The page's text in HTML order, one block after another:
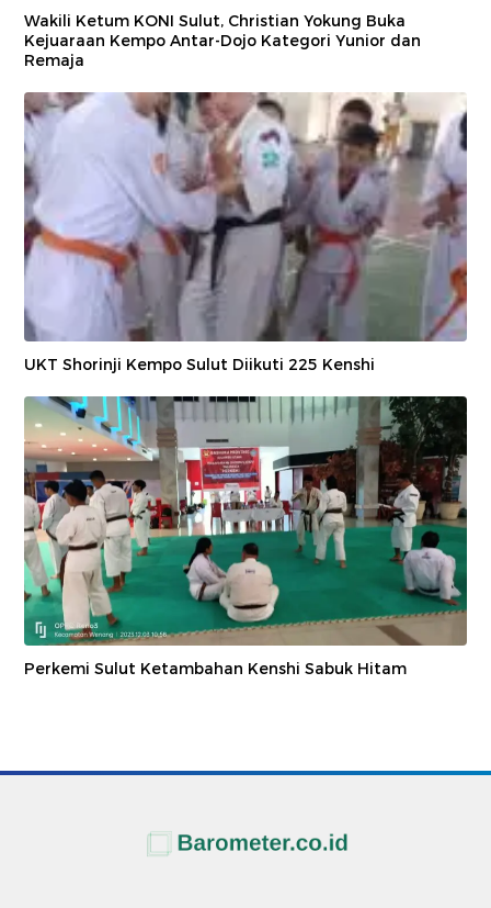
Wakili Ketum KONI Sulut, Christian Yokung Buka
Kejuaraan Kempo Antar-Dojo Kategori Yunior dan
Remaja
UKT Shorinji Kempo Sulut Diikuti 225 Kenshi
Perkemi Sulut Ketambahan Kenshi Sabuk Hitam